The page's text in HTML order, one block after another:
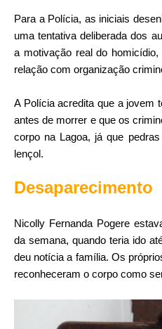
Para a Polícia, as iniciais
uma tentativa deliberada dos
a motivação real do
relação com organização
A Polícia acredita que a jovem
antes de morrer e que os
corpo na Lagoa, já que
lençol.
Desaparecimento
Nicolly Fernanda Pogere
da semana, quando teria ido
deu notícia a família. Os
reconheceram o corpo como